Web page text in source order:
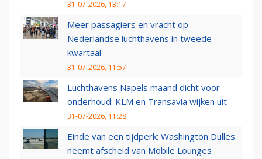
31-07-2026, 13:17
Meer passagiers en vracht op
Nederlandse luchthavens in tweede
kwartaal
31-07-2026, 11:57
Luchthavens Napels maand dicht voor
onderhoud: KLM en Transavia wijken uit
31-07-2026, 11:28
Einde van een tijdperk: Washington Dulles
neemt afscheid van Mobile Lounges